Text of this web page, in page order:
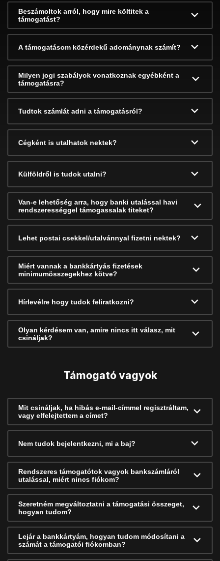
Beszámoltok arról, hogy mire költitek a
támogatást?
A támogatásom közérdekű adománynak számít?
Milyen jogi szabályok vonatkoznak egyébként a
támogatásra?
Tudtok számlát adni a támogatásról?
Cégként is utalhatok nektek?
Külföldről is tudok utalni?
Van-e lehetőség arra, hogy banki utalással havi
rendszerességgel támogassalak titeket?
Lehet postai csekkel/utalvánnyal fizetni nektek?
Miért vannak a bankkártyás fizetések
minimumösszegekhez kötve?
Hírlevélre hogy tudok feliratkozni?
Olyan kérdésem van, amire nincs itt válasz, mit
csináljak?
Támogató vagyok
Mit csináljak, ha hibás e-mail-címmel regisztráltam,
vagy elfelejtettem a címet?
Nem tudok bejelentkezni, mi a baj?
Rendszeres támogatótok vagyok bankszámláról
utalással, miért nincs fiókom?
Szeretném megváltoztatni a támogatási összeget,
hogyan tudom?
Lejár a bankkártyám, hogyan tudom módosítani a
számát a támogatói fiókomban?